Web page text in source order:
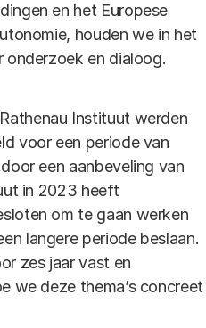
en het Europese
houden we in het
en dialoog.
Instituut werden
voor een periode van
een aanbeveling van
in 2023 heeft
om te gaan werken
langere periode beslaan.
zes jaar vast en
we deze thema’s concreet